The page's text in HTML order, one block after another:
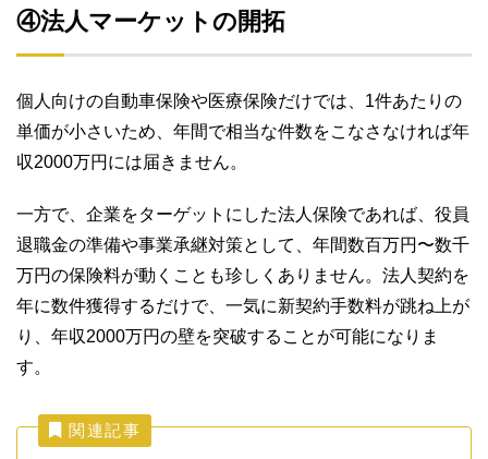
④法人マーケットの開拓
個人向けの自動車保険や医療保険だけでは、1件あたりの
単価が小さいため、年間で相当な件数をこなさなければ年
収2000万円には届きません。
一方で、企業をターゲットにした法人保険であれば、役員
退職金の準備や事業承継対策として、年間数百万円〜数千
万円の保険料が動くことも珍しくありません。法人契約を
年に数件獲得するだけで、一気に新契約手数料が跳ね上が
り、年収2000万円の壁を突破することが可能になりま
す。
関連記事